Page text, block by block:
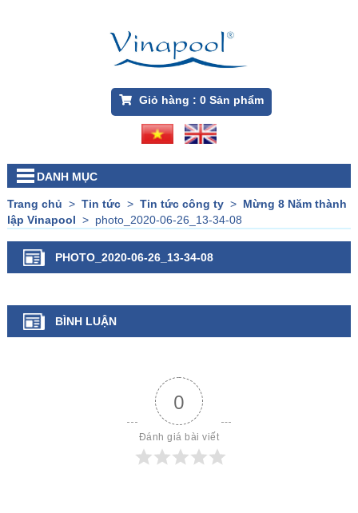
Giỏ hàng : 0Sản phẩm
DANH MỤC
Trang chủ > Tin tức> Tin tức công ty> Mừng 8 Năm thành
lập Vinapool > photo_2020-06-26_13-34-08
PHOTO_2020-06-26_13-34-08
BÌNH LUẬN
0
Đánh giá bài viết